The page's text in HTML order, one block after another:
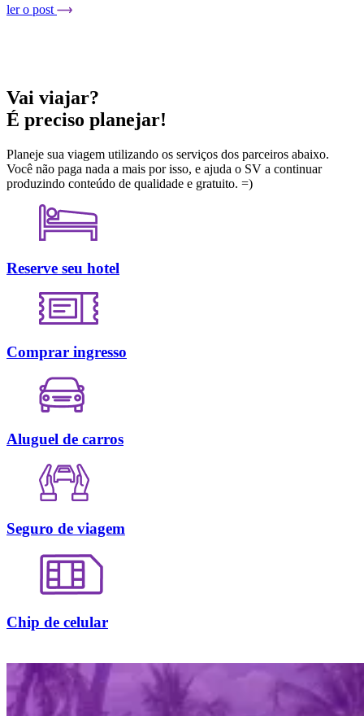
ler o post
Vai viajar?
É preciso planejar!
Planeje sua viagem utilizando os serviços dos parceiros abaixo.
Você não paga nada a mais por isso, e ajuda o SV a continuar
produzindo conteúdo de qualidade e gratuito. =)
Reserve seu hotel
Comprar ingresso
Aluguel de carros
Seguro de viagem
Chip de celular